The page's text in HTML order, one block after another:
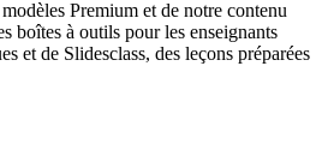
Premium et de notre contenu
boîtes à outils pour les enseignants
et de Slidesclass, des leçons préparées